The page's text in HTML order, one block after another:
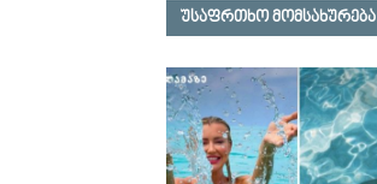
უსაფრთხო მომსახურება